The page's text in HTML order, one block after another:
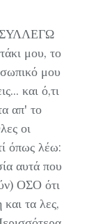
μου, το
μου
και ό,τι
απ' το
οι
όπως λέω:
αυτά που
ΟΣΟ ότι
και τα λες,